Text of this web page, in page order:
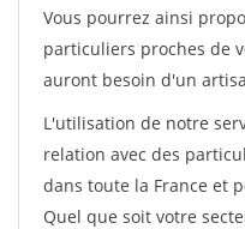
Vous pourrez ainsi
particuliers proches de
auront besoin d'un
L'utilisation de notre
relation avec des
dans toute la France et
Quel que soit votre